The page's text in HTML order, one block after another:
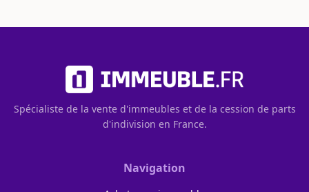
Spécialiste de la vente d'immeubles et de la cession de parts
d'indivision en France.
Navigation